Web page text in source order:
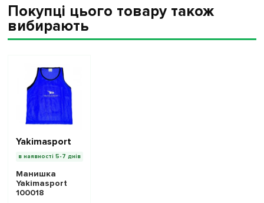
Покупці цього товару також
вибирають
Yakimasport
в наявності 5-7 днів
Манишка
Yakimasport
100018